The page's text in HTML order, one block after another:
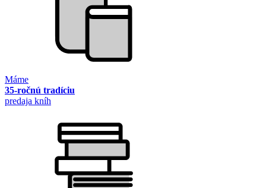
Máme
35-ročnú tradíciu
predaja kníh